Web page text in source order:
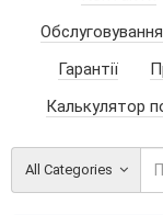
Гарантії
Калькулятор
All Categories